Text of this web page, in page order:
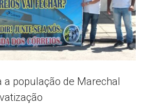
a população de Marechal